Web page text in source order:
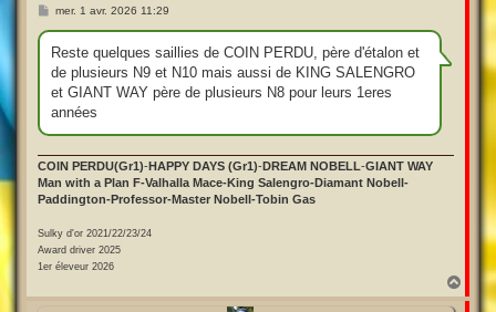
M
s
s
g
e
mer. 1 avr. 2026 11:29
Reste quelques saillies de COIN PERDU, père d'étalon et
de plusieurs N9 et N10 mais aussi de KING SALENGRO
et GIANT WAY père de plusieurs N8 pour leurs 1eres
années
COIN PERDU(Gr1)-HAPPY DAYS (Gr1)-DREAM NOBELL-GIANT WAY
Man with a Plan F-Valhalla Mace-King Salengro-Diamant Nobell-
Paddington-Professor-Master Nobell-Tobin Gas
Sulky d'or 2021/22/23/24
Award driver 2025
1er éleveur 2026
a